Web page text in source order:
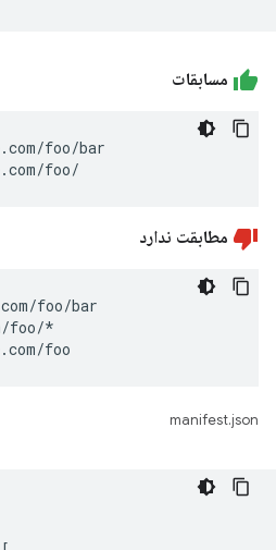
مسابقات
foo/bar
foo/
مطابقت ندارد
foo/bar
foo/*
foo
manifest.json